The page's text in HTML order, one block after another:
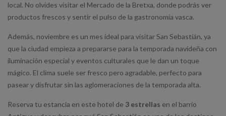
local. No olvides visitar el Mercado de la Bretxa, donde podrás ver
productos frescos y sentir el pulso de la gastronomía vasca.
Además, noviembre es un mes ideal para visitar San Sebastián, ya
que la ciudad empieza a prepararse para la temporada navideña con
iluminación especial y eventos culturales que le dan un toque
mágico. El clima suele ser fresco pero agradable, perfecto para
pasear y disfrutar sin las aglomeraciones de la temporada alta.
Reserva tu estancia en este hotel de 3 estrellas en el barrio